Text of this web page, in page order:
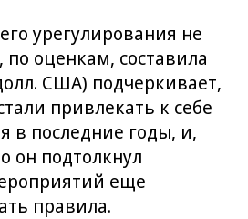
урегулирования не
по оценкам, составила
США) подчеркивает,
привлекать к себе
в последние годы, и,
он подтолкнул
еще
правила.